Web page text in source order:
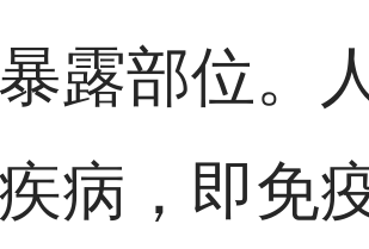
露部位。
病，即免